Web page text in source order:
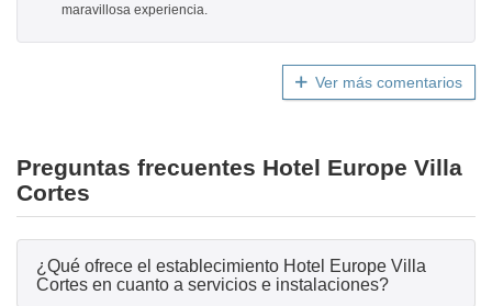
maravillosa experiencia.
Ver más comentarios
Preguntas frecuentes Hotel Europe Villa
Cortes
¿Qué ofrece el establecimiento Hotel Europe Villa
Cortes en cuanto a servicios e instalaciones?